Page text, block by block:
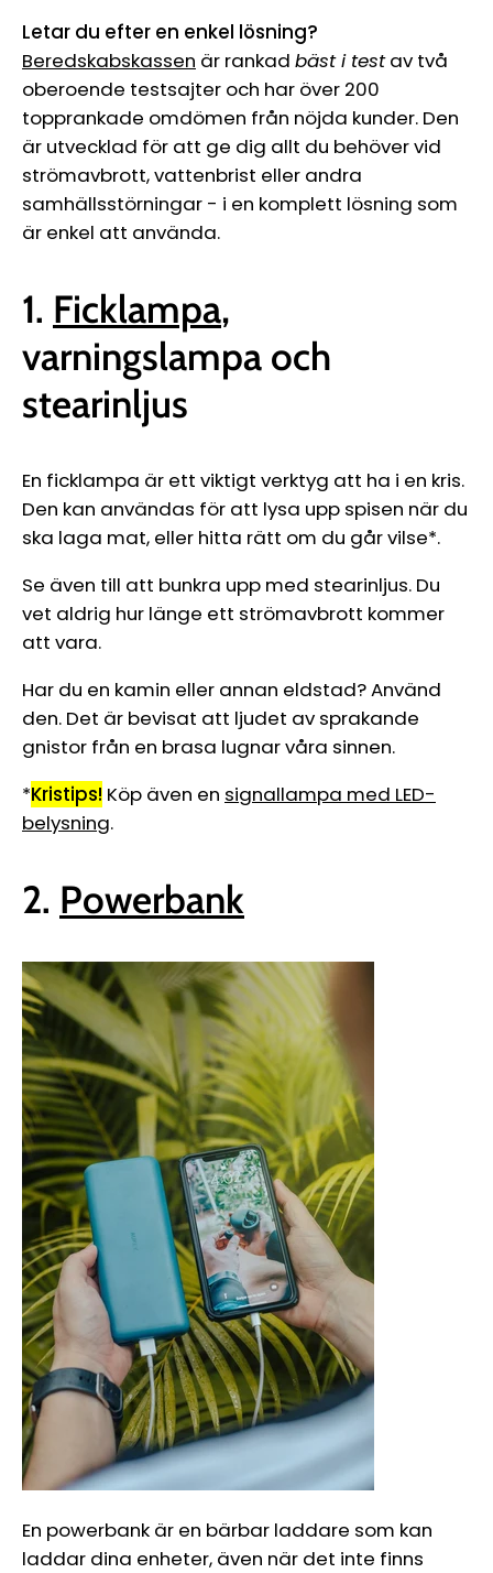
Letar du efter en enkel lösning?
Beredskabskassen är rankad bäst i testav två
oberoende testsajter och har över 200
topprankade omdömen från nöjda kunder. Den
är utvecklad för att ge dig allt du behöver vid
strömavbrott, vattenbrist eller andra
samhällsstörningar - i en komplett lösning som
är enkel att använda.
1. Ficklampa,
varningslampa och
stearinljus
En ficklampa är ett viktigt verktyg att ha i en kris.
Den kan användas för att lysa upp spisen när du
ska laga mat, eller hitta rätt om du går vilse*.
Se även till att bunkra upp med stearinljus. Du
vet aldrig hur länge ett strömavbrott kommer
att vara.
Har du en kamin eller annan eldstad? Använd
den. Det är bevisat att ljudet av sprakande
gnistor från en brasa lugnar våra sinnen.
*Kristips! Köp även en signallampa med LED-
belysning.
2. Powerbank
En powerbank är en bärbar laddare som kan
laddar dina enheter, även när det inte finns